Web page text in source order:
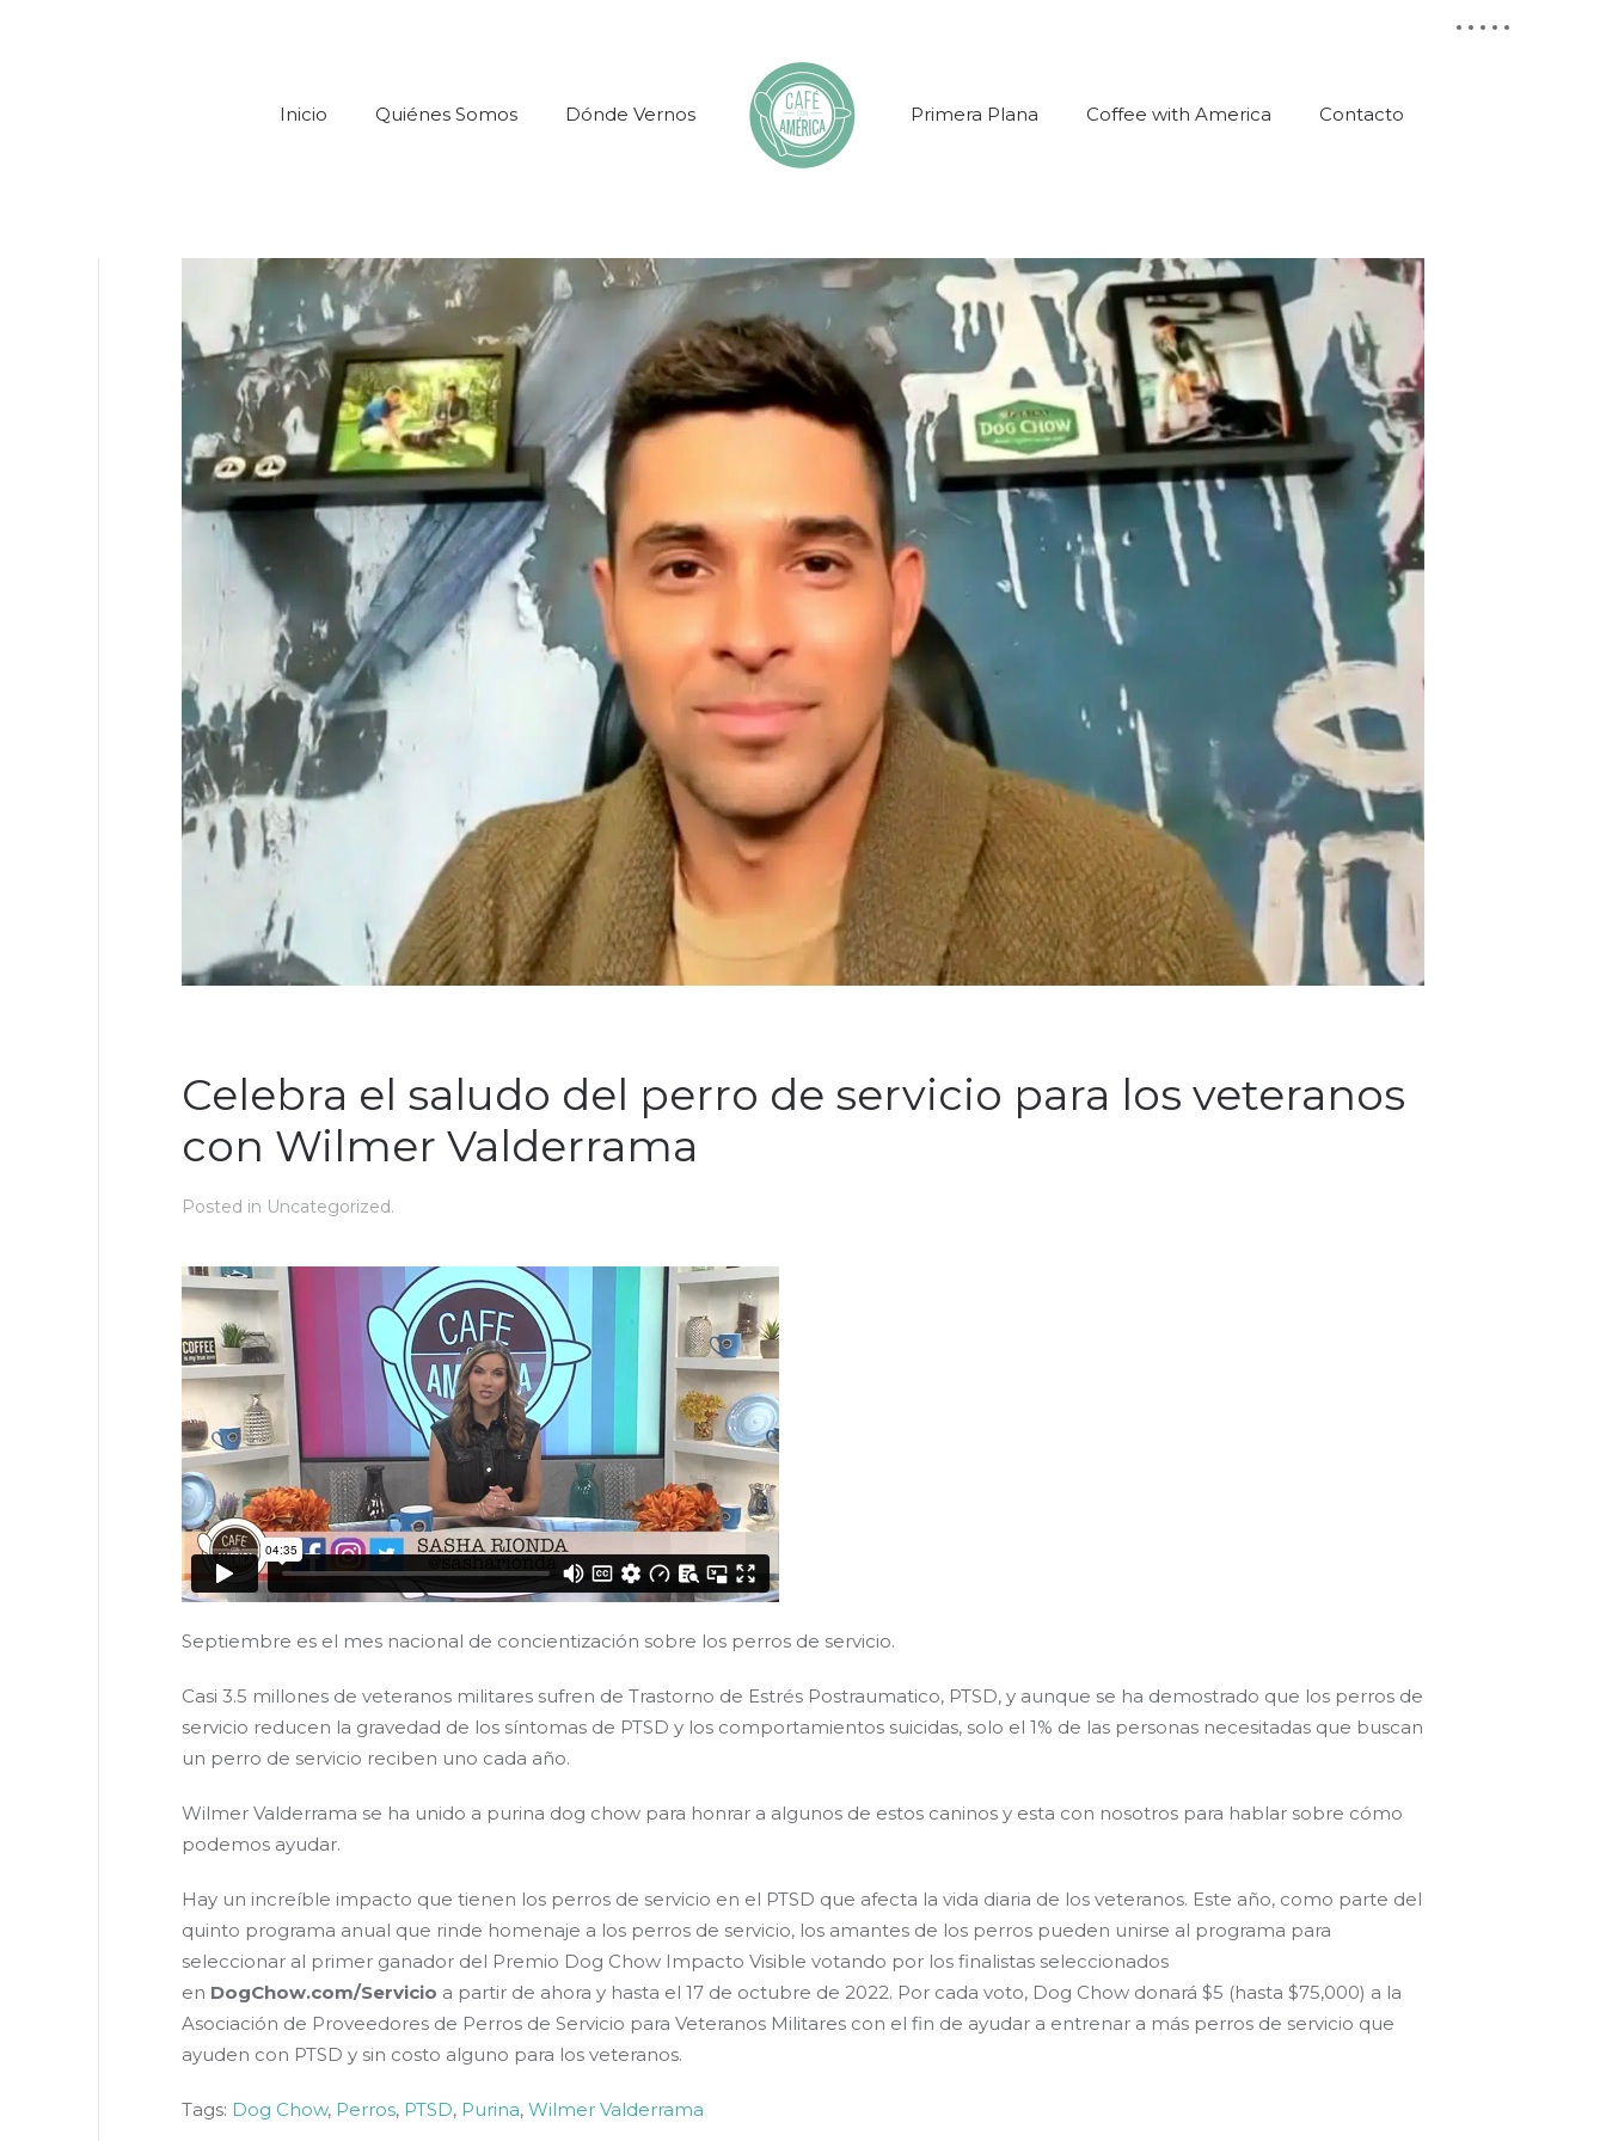
Inicio Quiénes Somos Dónde Vernos Primera Plana Coffee with America Contacto
Celebra el saludo del perro de servicio para los veteranos
con Wilmer Valderrama
Posted in Uncategorized.
Septiembre es el mes nacional de concientización sobre los perros de servicio.
Casi 3.5 millones de veteranos militares sufren de Trastorno de Estrés Postraumatico, PTSD, y aunque se ha demostrado que los perros de
servicio reducen la gravedad de los síntomas de PTSD y los comportamientos suicidas, solo el 1% de las personas necesitadas que buscan
un perro de servicio reciben uno cada año.
Wilmer Valderrama se ha unido a purina dog chow para honrar a algunos de estos caninos y esta con nosotros para hablar sobre cómo
podemos ayudar.
Hay un increíble impacto que tienen los perros de servicio en el PTSD que afecta la vida diaria de los veteranos. Este año, como parte del
quinto programa anual que rinde homenaje a los perros de servicio, los amantes de los perros pueden unirse al programa para
seleccionar al primer ganador del Premio Dog Chow Impacto Visible votando por los finalistas seleccionados
en DogChow.com/Servicio a partir de ahora y hasta el 17 de octubre de 2022. Por cada voto, Dog Chow donará $5 (hasta $75,000) a la
Asociación de Proveedores de Perros de Servicio para Veteranos Militares con el fin de ayudar a entrenar a más perros de servicio que
ayuden con PTSD y sin costo alguno para los veteranos.
Tags: Dog Chow, Perros, PTSD, Purina, Wilmer Valderrama